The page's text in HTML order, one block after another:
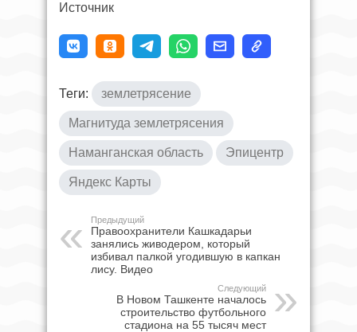
Источник
Теги: землетрясение
Магнитуда землетрясения
Наманганская область Эпицентр
Яндекс Карты
Предыдущий
Правоохранители Кашкадарьи
занялись живодером, который
избивал палкой угодившую в капкан
лису. Видео
Следующий
В Новом Ташкенте началось
строительство футбольного
стадиона на 55 тысяч мест